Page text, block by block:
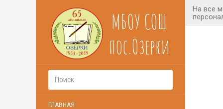
МБОУ СОШ
пос.Озерки
ГЛАВНАЯ